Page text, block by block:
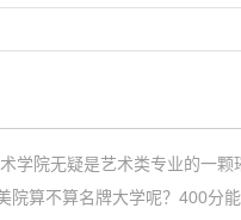
学院无疑是艺术类专业的一颗
院算不算名牌大学呢？400分